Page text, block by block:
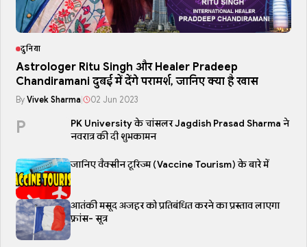
दुनिया
Astrologer Ritu Singh और Healer Pradeep
Chandiramani दुबई में देंगे परामर्श, जानिए क्या है खास
By Vivek Sharma 02 Jun 2023
P
PK University के चांसलर Jagdish Prasad Sharma ने
नवरात्र की दी शुभकामन
जानिए वैक्सीन टूरिज्म (Vaccine Tourism) के बारे में
आतंकी मसूद अजहर को प्रतिबंधित करने का प्रस्ताव लाएगा
फ्रांस- सूत्र